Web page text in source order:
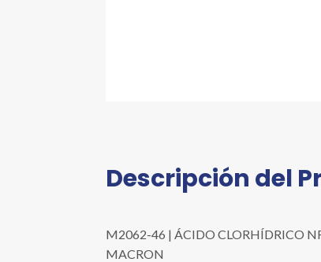
Descripción del
M2062-46 | ÁCIDO CLORHÍDRICO
MACRON